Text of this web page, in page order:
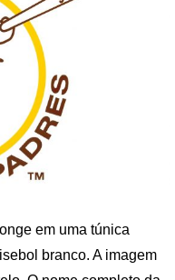
em uma túnica
branco. A imagem